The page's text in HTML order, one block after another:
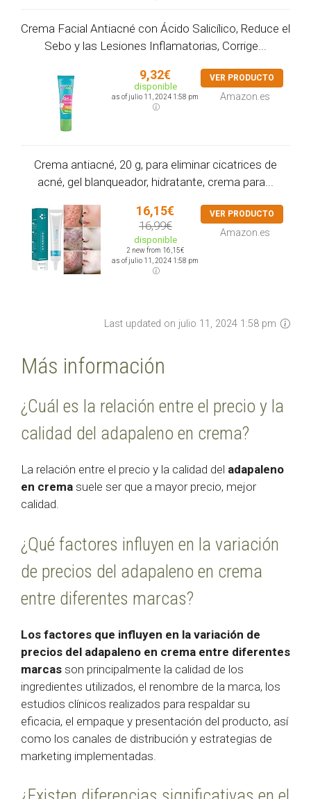
Crema Facial Antiacné con Ácido Salicílico, Reduce el
Sebo y las Lesiones Inflamatorias, Corrige...
9,32€
disponible
as of julio 11, 2024 1:58 pm
VER PRODUCTO
Amazon.es
Crema antiacné, 20 g, para eliminar cicatrices de
acné, gel blanqueador, hidratante, crema para...
16,15€
16,99€
disponible
2 new from 16,15€
as of julio 11, 2024 1:58 pm
VER PRODUCTO
Amazon.es
Last updated on julio 11, 2024 1:58 pm
Más información
¿Cuál es la relación entre el precio y la
calidad del adapaleno en crema?
La relación entre el precio y la calidad del adapaleno
en crema suele ser que a mayor precio, mejor
calidad.
¿Qué factores influyen en la variación
de precios del adapaleno en crema
entre diferentes marcas?
Los factores que influyen en la variación de
precios del adapaleno en crema entre diferentes
marcas son principalmente la calidad de los
ingredientes utilizados, el renombre de la marca, los
estudios clínicos realizados para respaldar su
eficacia, el empaque y presentación del producto, así
como los canales de distribución y estrategias de
marketing implementadas.